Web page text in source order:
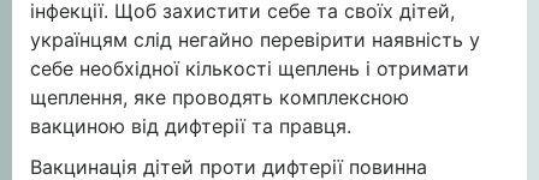
інфекції. Щоб захистити себе та своїх дітей,
українцям слід негайно перевірити наявність у
себе необхідної кількості щеплень і отримати
щеплення, яке проводять комплексною
вакциною від дифтерії та правця.
Вакцинація дітей проти дифтерії повинна